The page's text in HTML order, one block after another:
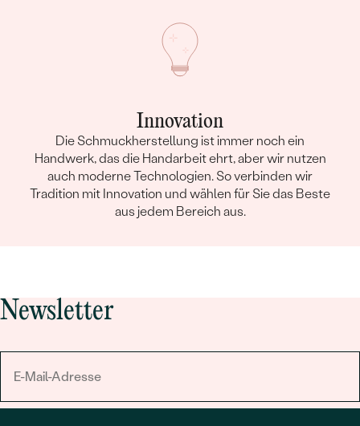
Innovation
Die Schmuckherstellung ist immer noch ein
Handwerk, das die Handarbeit ehrt, aber wir nutzen
auch moderne Technologien. So verbinden wir
Tradition mit Innovation und wählen für Sie das Beste
aus jedem Bereich aus.
Newsletter